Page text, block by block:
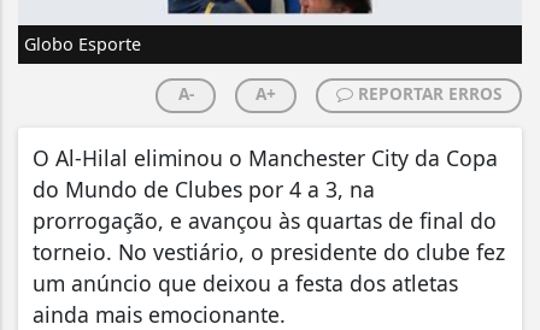
Globo Esporte
A- A+ REPORTAR ERROS
O Al-Hilal eliminou o Manchester City da Copa
do Mundo de Clubes por 4 a 3, na
prorrogação, e avançou às quartas de final do
torneio. No vestiário, o presidente do clube fez
um anúncio que deixou a festa dos atletas
ainda mais emocionante.